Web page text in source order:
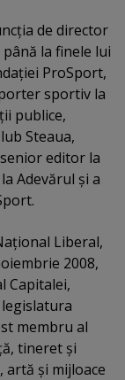
de director
la finele lui
ProSport,
sportiv la
publice,
Steaua,
editor la
Adevărul şi a
Liberal,
2008,
Capitalei,
membru al
tineret şi
şi mijloace